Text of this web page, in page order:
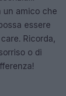
un amico che
essere
Ricorda,
o di